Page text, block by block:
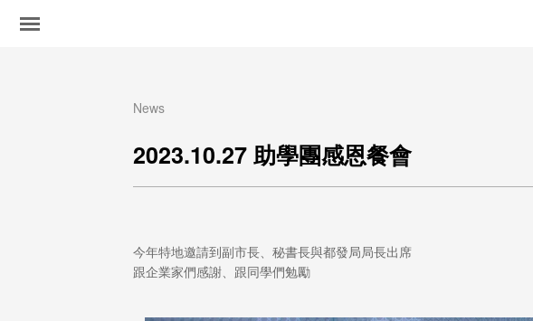
News
2023.10.27 助學團感恩餐會
今年特地邀請到副市長、秘書長與都發局局長出席
跟企業家們感謝、跟同學們勉勵